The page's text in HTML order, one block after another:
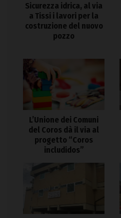
Sicurezza idrica, al via
a Tissi i lavori per la
costruzione del nuovo
pozzo
L’Unione dei Comuni
del Coros dà il via al
progetto “Coros
includidos”